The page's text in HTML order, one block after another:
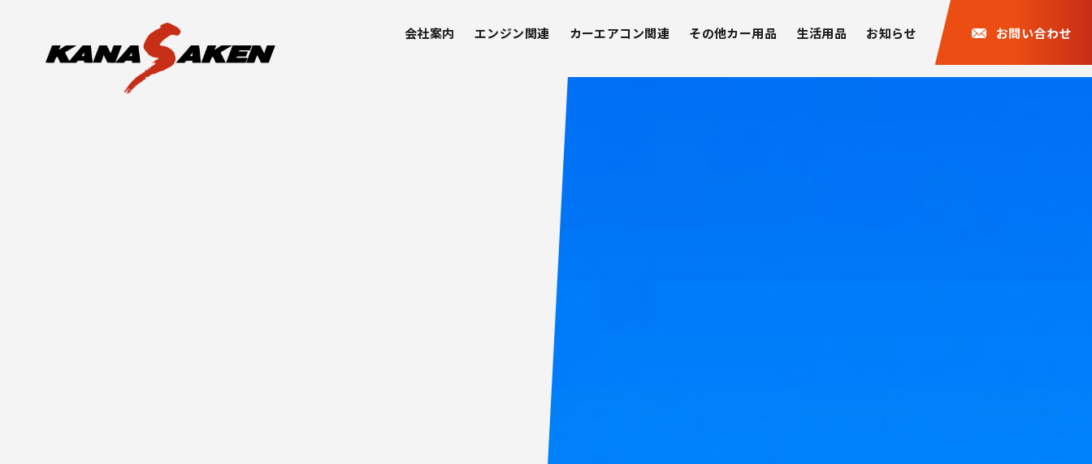
会社案内 エンジン関連 カーエアコン関連 その他カー用品 生活用品 お知らせ お問い合わせ